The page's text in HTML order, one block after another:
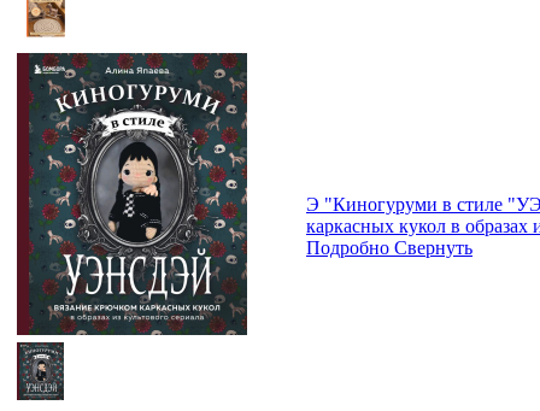
Э "Киногуруми в стиле
каркасных кукол в образах
Подробно Свернуть